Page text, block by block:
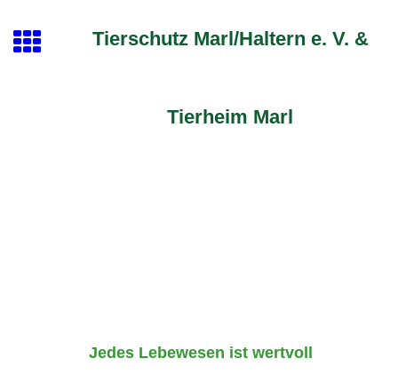
Tierschutz Marl/Haltern e. V. &
Tierheim Marl
Jedes Lebewesen ist wertvoll